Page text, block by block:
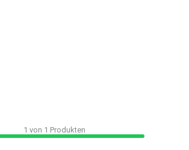
1 von 1 Produkten